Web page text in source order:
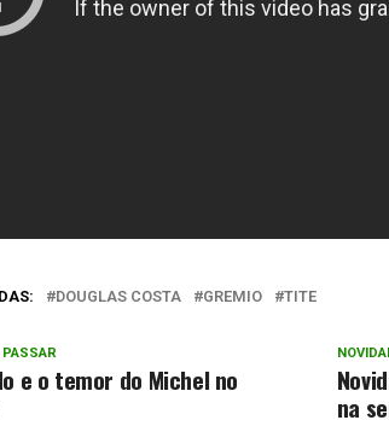
DOUGLAS COSTA GREMIO TITE
na
PASSAR
e o temor do Michel no